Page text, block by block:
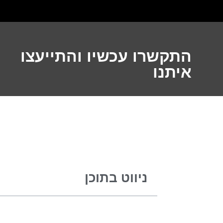
התקשרו עכשיו והתייעצו
איתנו
ניווט בתוכן